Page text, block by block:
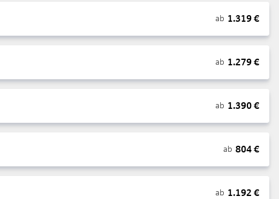
ab 1.319€
ab 1.279€
ab 1.390€
ab 804€
ab 1.192 €